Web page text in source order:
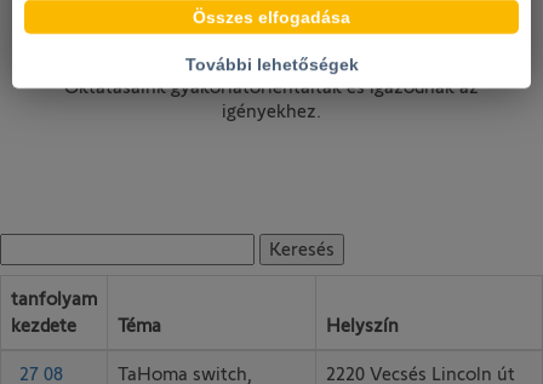
gyakorlása során a Somfy megoldásokat értékesítik és
telepítik. A Somfy segít Önnek abban, hogy minden
ismeretet megszerezzen, amely a munkája során szükséges.
Oktatásaink gyakorlatorientáltak és igazodnak az
igényekhez.
tanfolyam
kezdete
Téma Helyszín
27 08
TaHoma switch,
2220 Vecsés Lincoln út
Összes elfogadása
További lehetőségek